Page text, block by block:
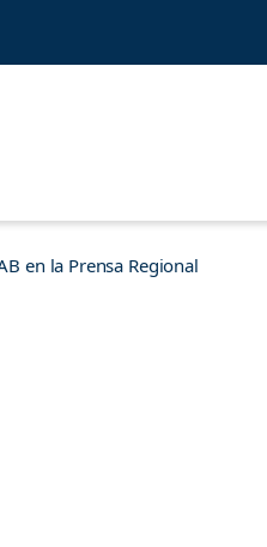
en la Prensa Regional